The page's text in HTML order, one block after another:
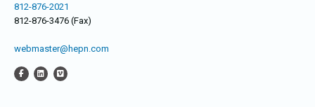
812-876-2021
812-876-3476 (Fax)
webmaster@hepn.com